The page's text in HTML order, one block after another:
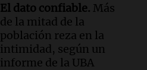
El dato confiable. Más
de la mitad de la
población reza en la
intimidad, según un
informe de la UBA